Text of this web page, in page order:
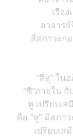
เรื่อ
อาจาร
สี่สภาวะก่
“สี่หู” ใน
“ชี่”ภายใน
หู เปรียบเ
คือ “หู” มีสภา
เปรียบเส